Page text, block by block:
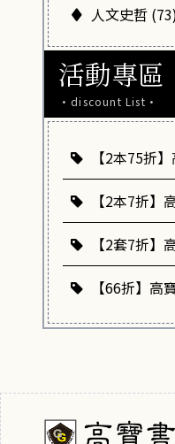
人文史哲
活動專區
·discount List·
【2本75折
【2本7折】
【2套7折】
【66折】高